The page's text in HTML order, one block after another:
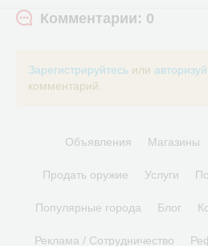
Комментарии: 0
Зарегистрируйтесь или
комментарий.
Объявления Магазины
Продать оружие Услуги
Популярные города Блог
Реклама / Сотрудничество